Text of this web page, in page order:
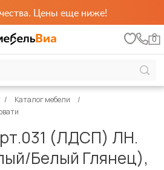
Цены еще ниже!
0
Каталог мебели
(ЛДСП) ЛН.
Белый Глянец),